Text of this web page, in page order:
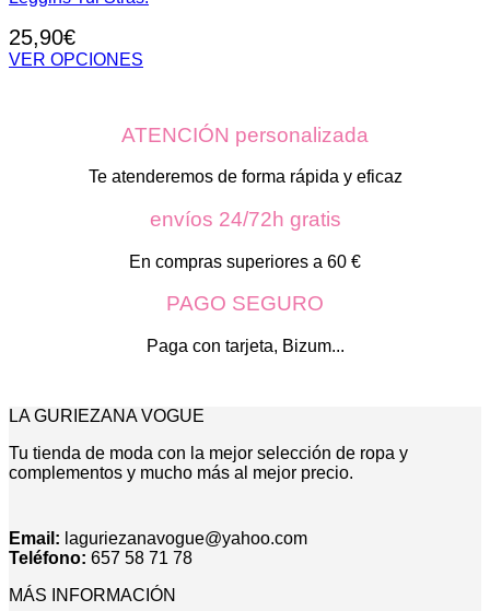
25,90€
VER OPCIONES
ATENCIÓN personalizada
Te atenderemos de forma rápida y eficaz
envíos 24/72h gratis
En compras superiores a 60 €
PAGO SEGURO
Paga con tarjeta, Bizum...
LA GURIEZANA VOGUE
Tu tienda de moda con la mejor selección de ropa y
complementos y mucho más al mejor precio.
Email: laguriezanavogue@yahoo.com
Teléfono: 657 58 71 78
MÁS INFORMACIÓN